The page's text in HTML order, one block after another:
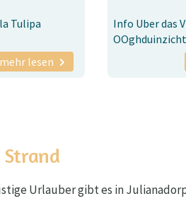
Tulipa
mehr lesen
Info Uber das
OOghduinzicht
Urlauber gibt es in